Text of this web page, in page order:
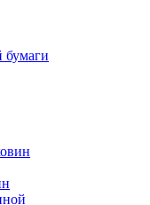
бумаги